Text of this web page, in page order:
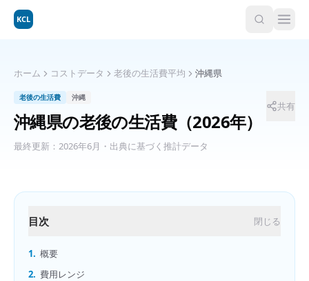
KCL
ホーム コストデータ 老後の生活費平均 沖縄県
老後の生活費 沖縄
沖縄県の老後の生活費（2026年）
最終更新： 2026年6月 ・出典に基づく推計データ
共有
目次 閉じる
1. 概要
2. 費用レンジ